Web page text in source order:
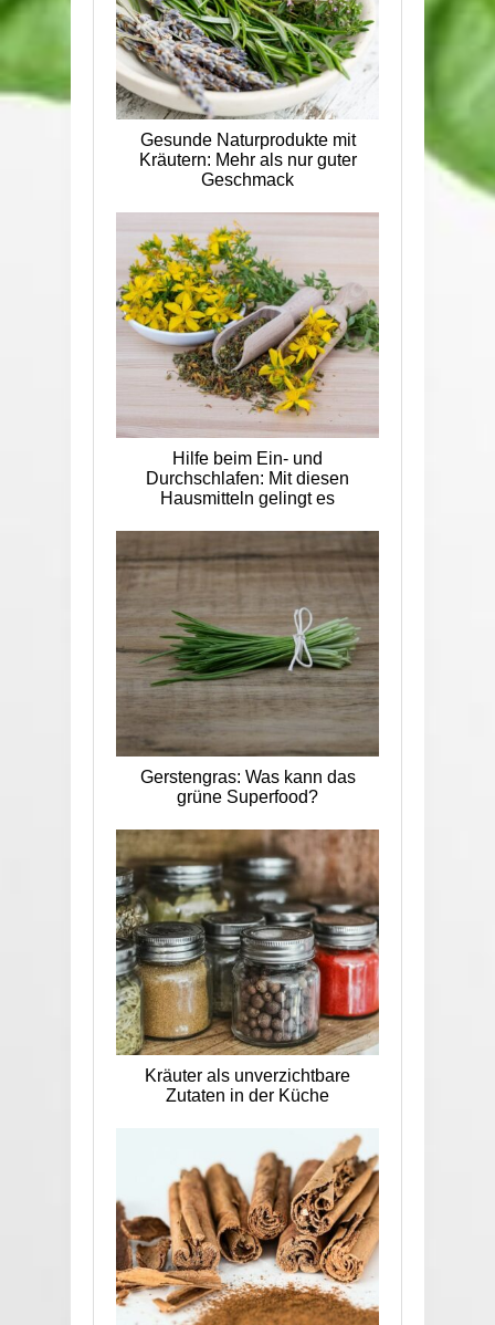
Gesunde Naturprodukte mit
Kräutern: Mehr als nur guter
Geschmack
Hilfe beim Ein- und
Durchschlafen: Mit diesen
Hausmitteln gelingt es
Gerstengras: Was kann das
grüne Superfood?
Kräuter als unverzichtbare
Zutaten in der Küche